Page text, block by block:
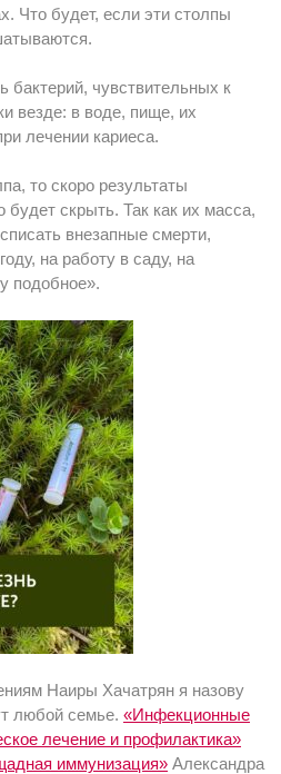
Что будет, если эти столпы
бактерий, чувствительных к
везде: в воде, пище, их
лечении кариеса.
то скоро результаты
скрыть. Так как их масса,
внезапные смерти,
на работу в саду, на
подобное».
Наиры Хачатрян я назову
любой семье. «Инфекционные
лечение и профилактика»
иммунизация» Александра